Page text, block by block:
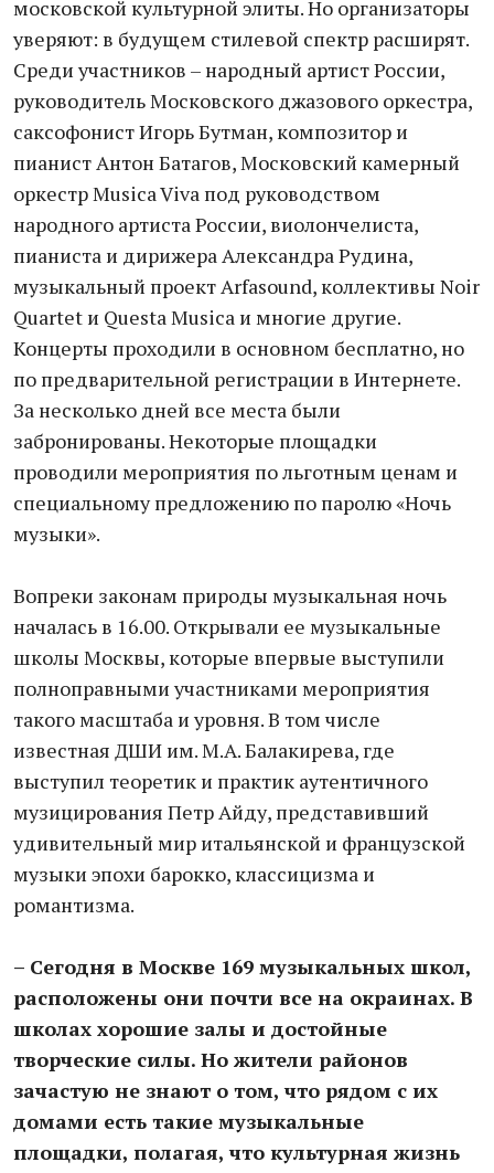
московской культурной элиты. Но организаторы
уверяют: в будущем стилевой спектр расширят.
Среди участников – народный артист России,
руководитель Московского джазового оркестра,
саксофонист Игорь Бутман, композитор и
пианист Антон Батагов, Московский камерный
оркестр Musica Viva под руководством
народного артиста России, виолончелиста,
пианиста и дирижера Александра Рудина,
музыкальный проект Arfasound, коллективы Noir
Quartet и Questa Musica и многие другие.
Концерты проходили в основном бесплатно, но
по предварительной регистрации в Интернете.
За несколько дней все места были
забронированы. Некоторые площадки
проводили мероприятия по льготным ценам и
специальному предложению по паролю «Ночь
музыки».
Вопреки законам природы музыкальная ночь
началась в 16.00. Открывали ее музыкальные
школы Москвы, которые впервые выступили
полноправными участниками мероприятия
такого масштаба и уровня. В том числе
известная ДШИ им. М.А. Балакирева, где
выступил теоретик и практик аутентичного
музицирования Петр Айду, представивший
удивительный мир итальянской и французской
музыки эпохи барокко, классицизма и
романтизма.
– Сегодня в Москве 169 музыкальных школ,
расположены они почти все на окраинах. В
школах хорошие залы и достойные
творческие силы. Но жители районов
зачастую не знают о том, что рядом с их
домами есть такие музыкальные
площадки, полагая, что культурная жизнь